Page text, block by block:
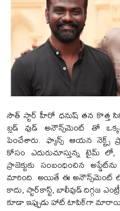
సౌత్ స్టార్ హీరో ధనుష్ తన కొత్త
బ్ల‌డ్ వుడ్ అనౌన్స్‌మెంట్ తో
పెంచేశారు. ఫ్యాన్స్ ఆయన నెక్ట్స్
కోసం ఎదురుచూస్తున్న టైమ్ లో,
ప్రాజెక్టుకు సంబంధించిన
మారింది. అయితే ఈ అనౌన్స్‌మెంట్
కాదు, స్టార్‌కాస్ట్, బాలీవుడ్ దిగ్గజ
కూడా ఇప్పుడు హాట్ టాపిక్‌గా